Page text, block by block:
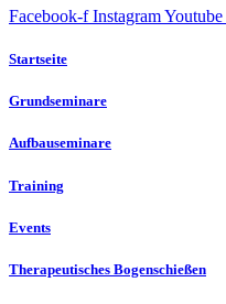
Facebook-f InstagramYoutube
Startseite
Grundseminare
Aufbauseminare
Training
Events
Therapeutisches Bogenschießen